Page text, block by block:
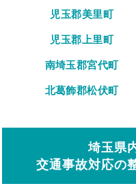
児玉郡美里町
児玉郡上里町
南埼玉郡宮代町
北葛飾郡松伏町
埼玉県
交通事故対応の